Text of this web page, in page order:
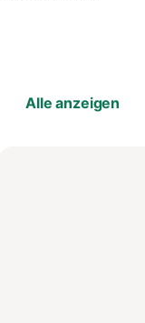
Alle anzeigen